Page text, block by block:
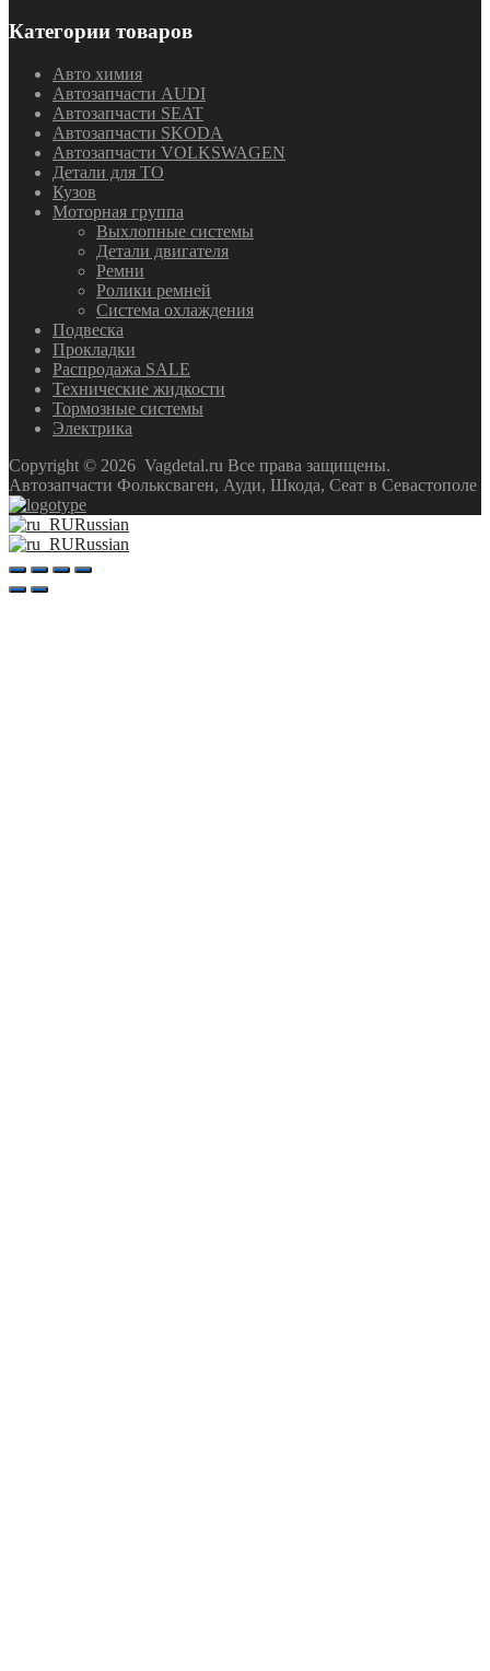
Категории товаров
Авто химия
Автозапчасти AUDI
Автозапчасти SEAT
Автозапчасти SKODA
Автозапчасти VOLKSWAGEN
Детали для ТО
Кузов
Моторная группа
Выхлопные системы
Детали двигателя
Ремни
Ролики ремней
Система охлаждения
Подвеска
Прокладки
Распродажа SALE
Технические жидкости
Тормозные системы
Электрика
Copyright © 2026 Vagdetal.ru Все права защищены.
Автозапчасти Фольксваген, Ауди, Шкода, Сеат в Севастополе
Russian
Russian